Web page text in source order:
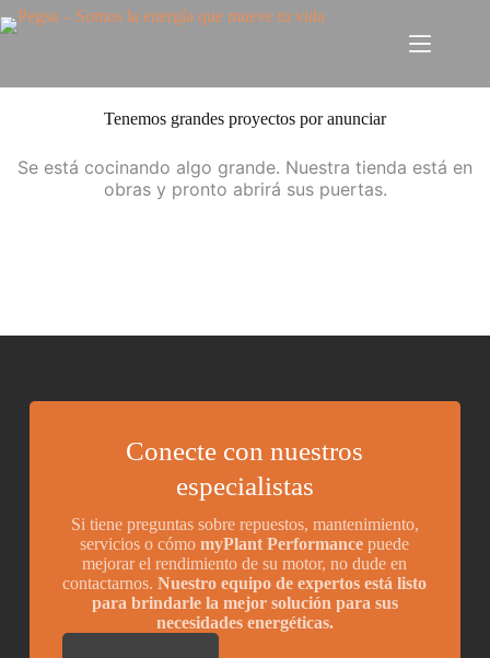
Tenemos grandes proyectos por anunciar
Se está cocinando algo grande. Nuestra tienda está en
obras y pronto abrirá sus puertas.
Conecte con nuestros
especialistas
Si tiene preguntas sobre repuestos, mantenimiento,
servicios o cómomyPlant Performance puede
mejorar el rendimiento de su motor, no dude en
contactarnos.Nuestro equipo de expertos está listo
para brindarle la mejor solución para sus
necesidades energéticas.